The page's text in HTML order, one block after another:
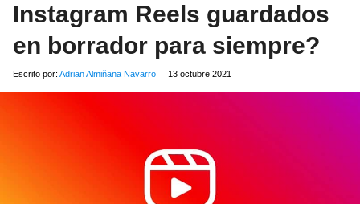
Instagram Reels guardados
en borrador para siempre?
Escrito por: Adrian Almiñana Navarro 13 octubre 2021